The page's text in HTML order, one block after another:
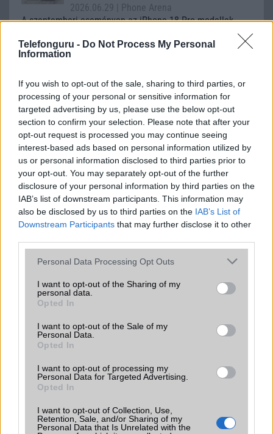
Telefonguru - Do Not Process My Personal
Information
If you wish to opt-out of the sale, sharing to third parties, or
processing of your personal or sensitive information for
targeted advertising by us, please use the below opt-out
section to confirm your selection. Please note that after your
opt-out request is processed you may continue seeing
interest-based ads based on personal information utilized by
us or personal information disclosed to third parties prior to
your opt-out. You may separately opt-out of the further
disclosure of your personal information by third parties on the
IAB’s list of downstream participants. This information may
also be disclosed by us to third parties on the IAB’s List of
Downstream Participants that may further disclose it to other
Please note that this website/app uses one or more Google
not limited to your visit or usage behaviour. You may click to
grant or deny consent to Google and its third-party tags to
use your data for below specified purposes in below Google
consent section.
Personal Data Processing Opt Outs
I want to opt-out of the Sharing of my
personal data.
Opted In
I want to opt-out of the Sale of my
Personal Data.
Opted In
I want to opt-out of processing my
Personal Data for Targeted Advertising.
Opted In
I want to opt-out of Collection, Use,
Retention, Sale, and/or Sharing of my
Personal Data that Is Unrelated with the
2026.06.29
| Phone Arena
A szeptemberi eseményen az iPhone 18 Pro modellek
bemutatkozhat, miközben az áremelésekről szóló
találgatások továbbra is beárnyékolják a rajtot.
Az Android rejtett automatizmusai: hat
funkció, amely észrevétlenül könnyíti
meg a mindennapokat
2026.06.14| Android Police
Sok felhasználó külön alkalmazásokra esküszik, pedig az
Android már évek óta olyan intelligens funkciókat kínál,
amelyek maguktól dolgoznak a háttérben.
Ez a rejtett Samsung funkció teljesen
megváltoztatja a mobilhasználatot –
sokan mégsem tudnak róla
2026.07.12
| Android Central
Az Edge Panel az egyik leghasznosabb funkció, amely
jelentősen felgyorsítja a mindennapi használatot,
miközben a Pixel telefonokból továbbra is hiányzik.
KAPCSOLÓDÓ HÍREK
Így működik a Sony Stamina Mode akkukímélő funkció
Garanciában cserélik a törött Sony kijelzőket
Ha kevés a tárhely: dual pendrive a Sonytól